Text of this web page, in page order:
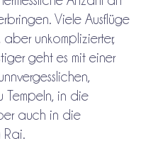
Viele Ausflüge
unkomplizierter,
geht es mit einer
Tempeln, in die
auch in die
Rai.